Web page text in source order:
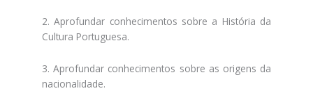
2. Aprofundar conhecimentos sobre a História da
Cultura Portuguesa.
3. Aprofundar conhecimentos sobre as origens da
nacionalidade.